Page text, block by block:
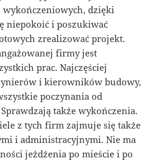
dzięki
niepokoić i poszukiwać
zrealizować projekt.
firmy jest
prac. Najczęściej
i kierowników budowy,
poczynania od
także wykończenia.
z tych firm zajmuje się także
i administracyjnymi. Nie ma
jeżdżenia po mieście i po